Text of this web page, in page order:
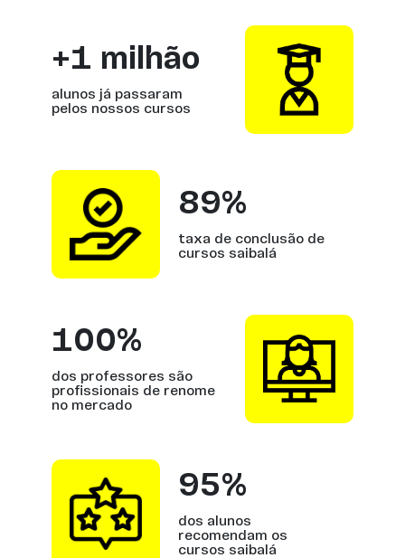
+1 milhão
alunos já passaram
pelos nossos cursos
89%
taxa de conclusão de
cursos saibalá
100%
dos professores são
profissionais de renome
no mercado
95%
dos alunos
recomendam os
cursos saibalá